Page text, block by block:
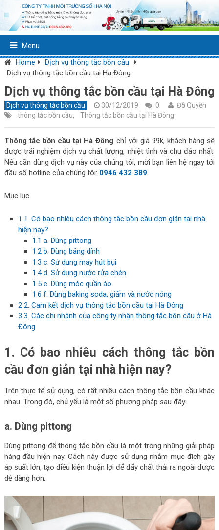
Menu
Home
Dịch vụ thông tắc bồn cầu
Dịch vụ thông tắc bồn cầu tại Hà Đông
Dịch vụ thông tắc bồn cầu tại Hà Đông
Dịch vụ thông tắc bồn cầu 30/12/2019 0
Đỗ Quyền
thông tắc bồn cầu, Thông tắc bồn cầu tại Hà Đông
Thông tắc bồn cầu tại Hà Đông chỉ với giá 99k, khách hàng sẽ
được trải nghiệm dịch vụ chất lượng, nhiệt tình và chu đáo nhất.
Nếu cần dùng dịch vụ này của chúng tôi, mời bạn liên hệ ngay tới
đầu số hotline của chúng tôi: 0946 432 389
Mục lục
1 1. Có bao nhiêu cách thông tắc bồn cầu đơn giản tại nhà
hiện nay?
1.1 a. Dùng pittong
1.2b. Dùng băng dính
1.3 c. Sử dụng máy hút bụi
1.4d. Sử dụng nước rửa chén
1.5e. Dùng móc quần áo
1.6 f. Dùng baking soda, giấm và nước nóng
2 2. Cam kết dịch vụ thông tắc bồn cầu tại Hà Đông
3 3. Các chi nhánh của công ty nhận thông tắc bồn cầu ở Hà
Đông
1. Có bao nhiêu cách thông tắc bồn
cầu đơn giản tại nhà hiện nay?
Trên thực tế sử dụng, có rất nhiều cách thông tắc bồn cầu khác
nhau. Trong đó, chủ yếu là một số phương pháp sau đây:
a. Dùng pittong
Dùng pittong để thông tắc bồn cầu là một trong những giải pháp
hàng đầu hiện nay. Cách này được sử dụng nhằm mục đích gây
áp suất lớn, tạo điều kiện thuận lợi để đẩy chất thải ra ngoài được
dễ dàng hơn.